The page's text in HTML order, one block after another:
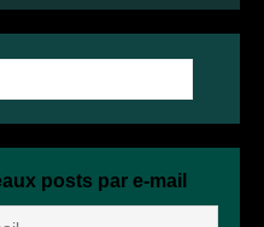
posts par e-mail